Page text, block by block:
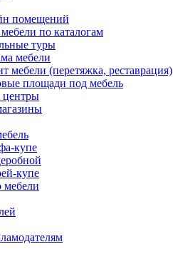
помещений
мебели по каталогам
туры
мебели
мебели (перетяжка, реставрация)
площади под мебель
купе
купе
мебели